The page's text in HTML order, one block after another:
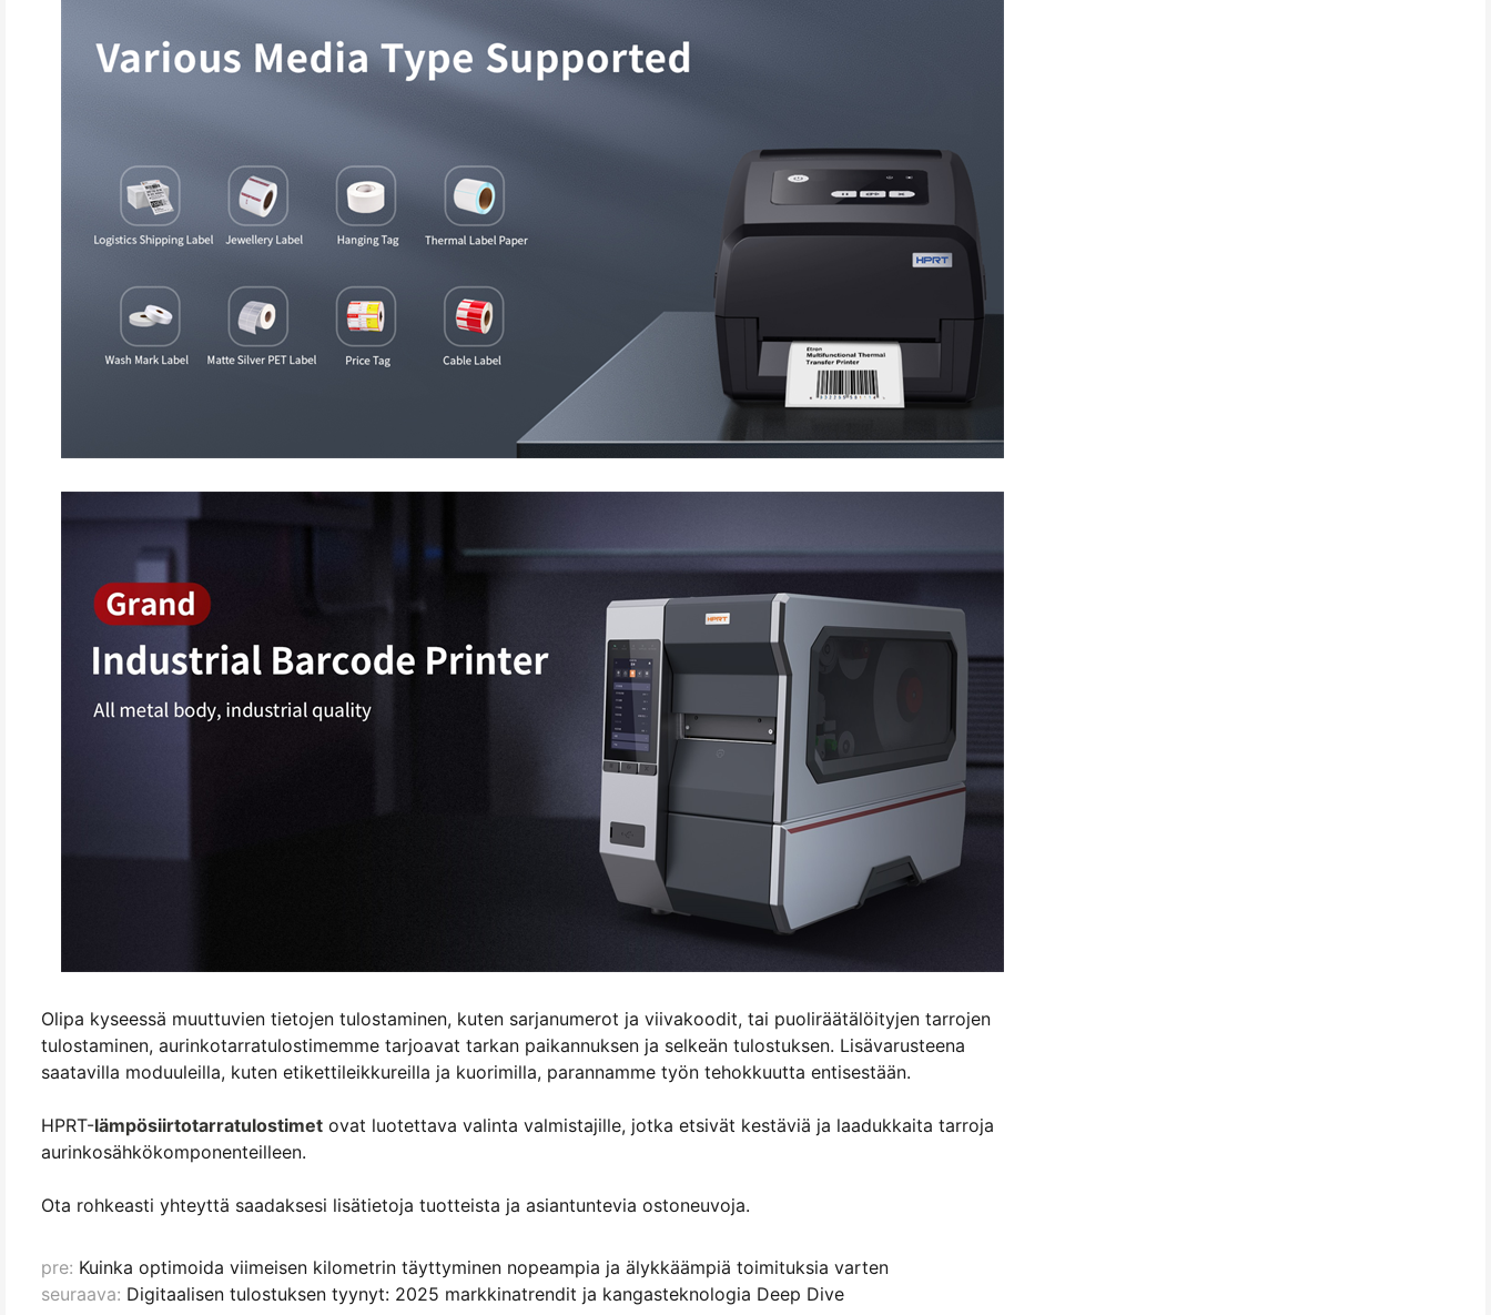
Olipa kyseessä muuttuvien tietojen tulostaminen, kuten sarjanumerot ja viivakoodit, tai puoliräätälöityjen tarrojen
tulostaminen, aurinkotarratulostimemme tarjoavat tarkan paikannuksen ja selkeän tulostuksen. Lisävarusteena
saatavilla moduuleilla, kuten etikettileikkureilla ja kuorimilla, parannamme työn tehokkuutta entisestään.
HPRT-lämpösiirtotarratulostimet ovat luotettava valinta valmistajille, jotka etsivät kestäviä ja laadukkaita tarroja
aurinkosähkökomponenteilleen.
Ota rohkeasti yhteyttä saadaksesi lisätietoja tuotteista ja asiantuntevia ostoneuvoja.
pre: Kuinka optimoida viimeisen kilometrin täyttyminen nopeampia ja älykkäämpiä toimituksia varten
seuraava: Digitaalisen tulostuksen tyynyt: 2025 markkinatrendit ja kangasteknologia Deep Dive